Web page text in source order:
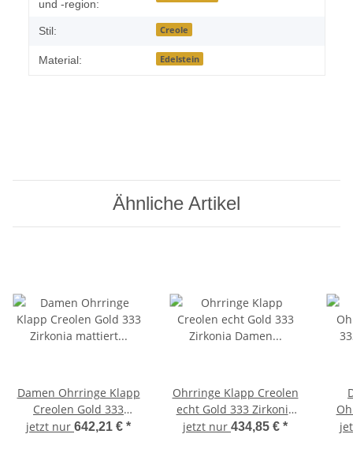
und -region:
Stil: Creole
Material: Edelstein
Ähnliche Artikel
Damen Ohrringe Klapp
Creolen Gold 333
Zirkonia mattiert
jetzt nur 642,21 € *
Ohrringe Klapp Creolen
echt Gold 333 Zirkonia
Damen teilrhod.
jetzt nur 434,85 € *